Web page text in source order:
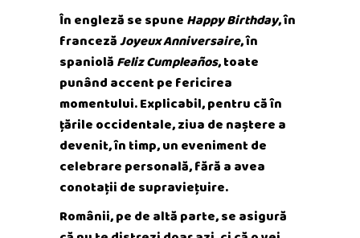
În engleză se spune Happy Birthday, în
francezăJoyeux Anniversaire, în
spaniolă Feliz Cumpleaños, toate
punând accent pe fericirea
momentului. Explicabil, pentru că în
țările occidentale, ziua de naștere a
devenit, în timp, un eveniment de
celebrare personală, fără a avea
conotații de supraviețuire.
Românii, pe de altă parte, se asigură